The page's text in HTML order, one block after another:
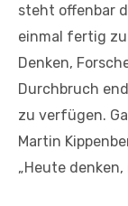
steht offenbar
einmal fertig
Denken,
Durchbruch
zu verfügen.
Martin
„Heute